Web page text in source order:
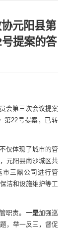
元阳县第
提案的答
会第三次会议提案
第22号提案，已转
仅体现了城市的管
元阳县南沙城区共
市三鼎公司进行管
洁和设施维护等工
职责。 一是加强巡
，举一反三，督促